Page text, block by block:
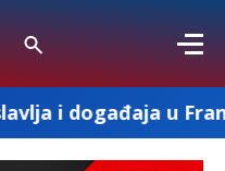
u Francuskoj